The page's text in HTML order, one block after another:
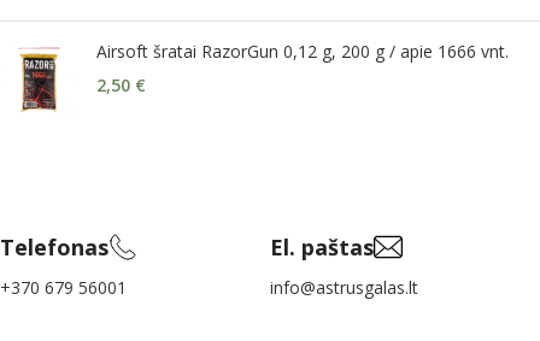
Airsoft šratai RazorGun 0,12 g, 200 g / apie 1666 vnt.
2,50 €
Telefonas
+370 679 56001
El. paštas
info@astrusgalas.lt